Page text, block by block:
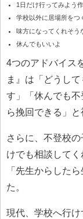
1日だけ行ってみよう
学校以外に居場所をつ
味方になってくれそう
休んでもいいよ
4つのアドバイス
ま』は「どうし
す」「休んでも
ら挽回できる」と
さらに、不登校
けでも相談してく
「先生からした
た。
現代、学校へ行け